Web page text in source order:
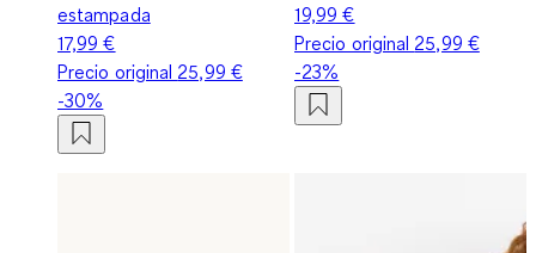
estampada
17,99 €
Precio original 25,99 €
-30%
19,99 €
Precio original 25,99 €
-23%